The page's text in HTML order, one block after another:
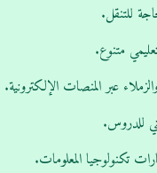
للتنقل.
متنوع.
عبر المنصات الإلكترونية.
للدروس.
تكنولوجيا المعلومات.